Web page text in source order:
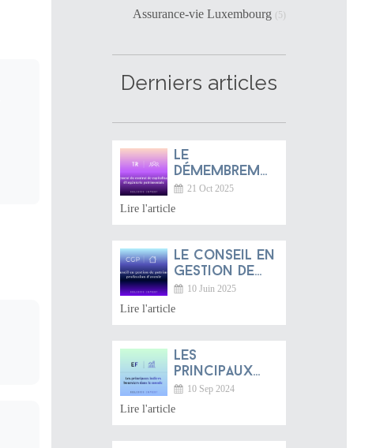
Assurance-vie Luxembourg (5)
Derniers articles
Le
démembrement
du contrat
de
d’ingénierie
patrimoniale
méconnu
21 Oct 2025
Lire l'article
Le conseil en
gestion de
patrimoine :
une
tradition
française et
dynamique
mondiale
10 Juin 2025
Lire l'article
Les
principaux
indices
boursiers
10 Sep 2024
Lire l'article